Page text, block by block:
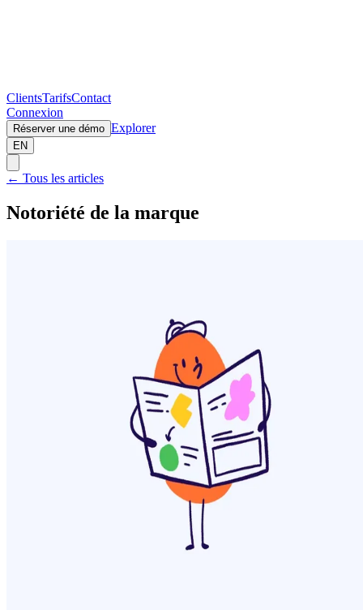
ClientsTarifsContact
Connexion
Réserver une démo Explorer
EN
← Tous les articles
Notoriété de la marque